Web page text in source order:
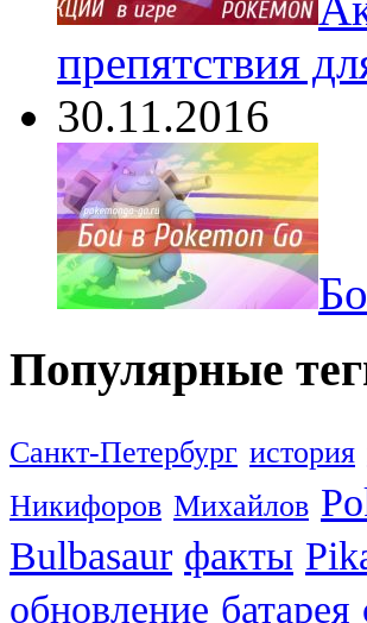
препятствия
30.11.2016
Популярные
Санкт-Петербург история
Никифоров Михайлов
Bulbasaur факты
обновление батарея